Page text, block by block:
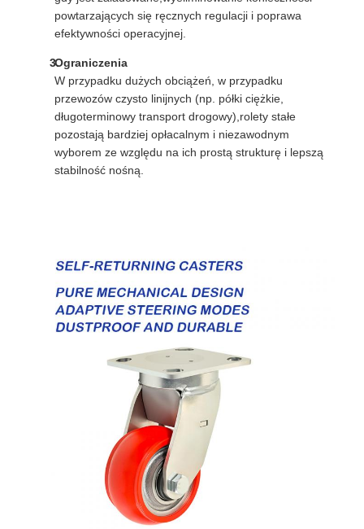
powtarzających się ręcznych regulacji i poprawa
efektywności operacyjnej.
Ograniczenia
W przypadku dużych obciążeń, w przypadku
przewozów czysto linijnych (np. półki ciężkie,
długoterminowy transport drogowy),rolety stałe
pozostają bardziej opłacalnym i niezawodnym
wyborem ze względu na ich prostą strukturę i lepszą
stabilność nośną.